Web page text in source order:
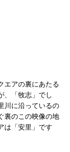
エアの裏にあたる
、「牧志」でし
川に沿っているの
裏のこの映像の地
は「安里」です